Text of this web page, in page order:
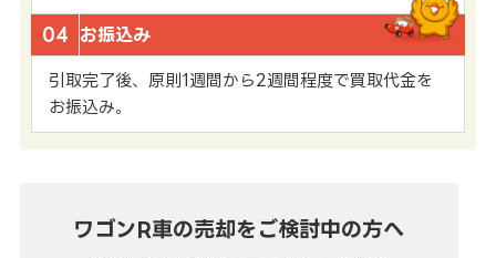
04 お振込み
引取完了後、原則1週間から2週間程度で買取代金を
お振込み。
ワゴンR車の売却を ご検討中の方へ